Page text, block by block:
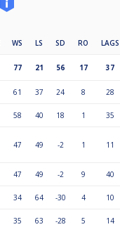
WS LS SD RO LAGS
77 21 56 17 37
61 37 24 8 28
58 40 18 1 35
47 49 -2 1 11
47 49 -2 9 40
34 64 -30 4 10
35 63 -28 5 14